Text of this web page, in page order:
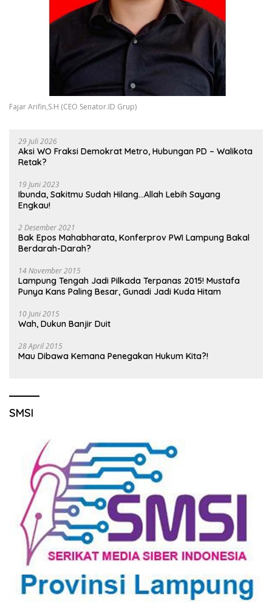
Fajar Arifin,S.H (CEO Senator.ID Grup)
29 Juli 2026
Aksi WO Fraksi Demokrat Metro, Hubungan PD – Walikota
Retak?
19 Juni 2023
Ibunda, Sakitmu Sudah Hilang…Allah Lebih Sayang
Engkau!
2 Desember 2021
Bak Epos Mahabharata, Konferprov PWI Lampung Bakal
Berdarah-Darah?
14 November 2015
Lampung Tengah Jadi Pilkada Terpanas 2015! Mustafa
Punya Kans Paling Besar, Gunadi Jadi Kuda Hitam
10 Juni 2015
Wah, Dukun Banjir Duit
28 April 2015
Mau Dibawa Kemana Penegakan Hukum Kita?!
SMSI